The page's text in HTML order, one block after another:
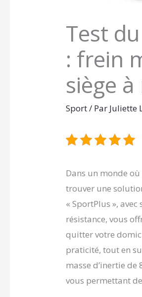
Test
: frein
siège
Sport/ Par Juliette
Dans un monde
trouver une
« SportPlus »,
résistance, vous
quitter votre
praticité, tout en
masse d’inertie
vous permettant